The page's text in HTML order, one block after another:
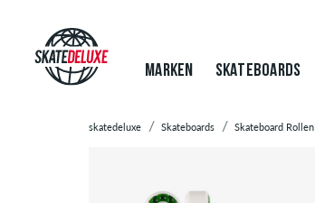
MARKEN SKATEBOARDS
skatedeluxe Skateboards Skateboard Rollen